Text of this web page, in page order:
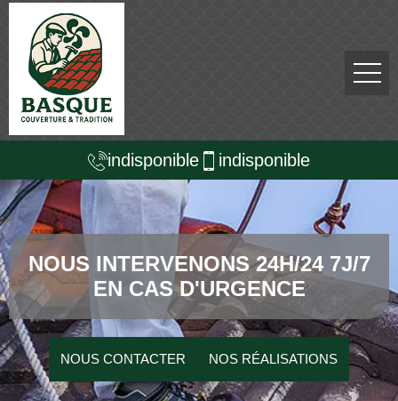
indisponible indisponible
NOUS INTERVENONS 24H/24 7J/7
EN CAS D'URGENCE
NOUS CONTACTER NOS RÉALISATIONS